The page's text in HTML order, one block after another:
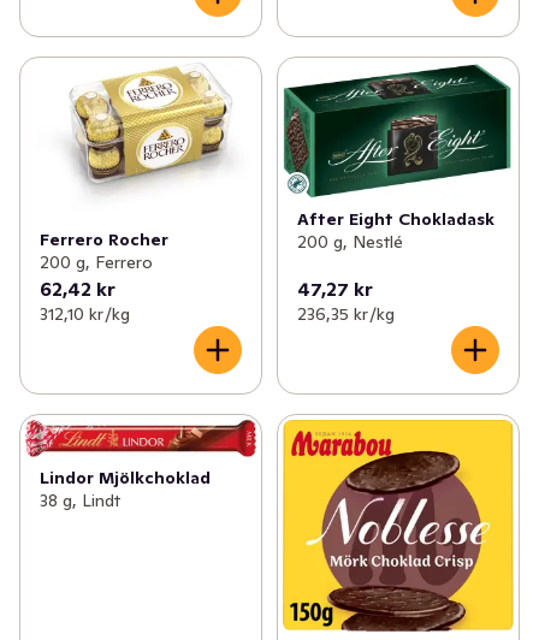
Ferrero Rocher
200 g, Ferrero
62,42 kr
312,10 kr /kg
After Eight Chokladask
200 g, Nestlé
47,27 kr
236,35 kr /kg
Lindor Mjölkchoklad
38 g, Lindt